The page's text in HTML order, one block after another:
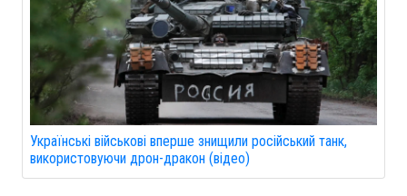
Українські військові вперше знищили російський танк,
використовуючи дрон-дракон (відео)